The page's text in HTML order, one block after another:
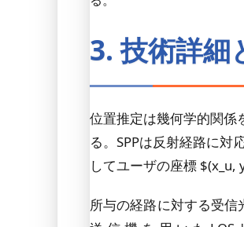
3. 技術詳細
位置推定は幾何学的関係
る。SPPは反射経路に対
してユーザの座標 $(x_u,
所与の経路に対する受信